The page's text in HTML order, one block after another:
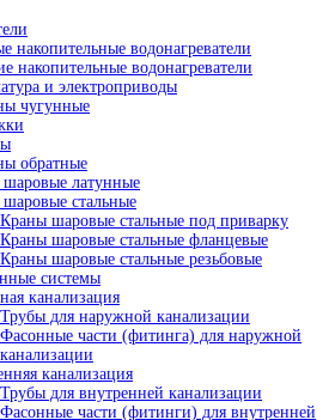
накопительные водонагреватели
накопительные водонагреватели
и электроприводы
чугунные
обратные
латунные
стальные
Краны шаровые стальные под приварку
Краны шаровые стальные фланцевые
Краны шаровые стальные резьбовые
системы
канализация
Трубы для наружной канализации
Фасонные части (фитинга) для наружной
канализации
канализация
Трубы для внутренней канализации
Фасонные части (фитинги) для внутренней